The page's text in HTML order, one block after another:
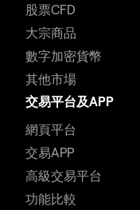
股票CFD
大宗商品
數字加密貨幣
其他市場
交易平台及APP
網頁平台
交易APP
高級交易平台
功能比較